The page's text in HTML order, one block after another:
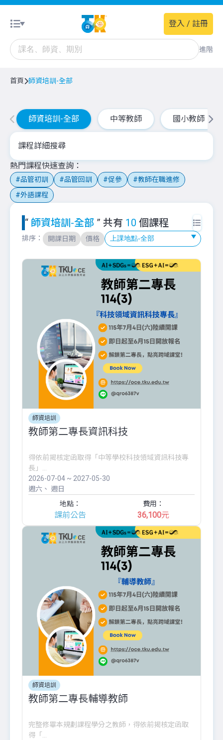
進階
登入 / 註冊
首頁 師資培訓-全部
師資培訓-全部 中等教師 國小教師
課程詳細搜尋
熱門課程快速查詢
品管初訓 品管回訓 促參
教師在職進修
外語課程
“ 師資培訓-全部 ” 共有 10 個課程
排序： 開課日期 價格
師資培訓
教師第二專長資訊科技
得依前揭核定函取得「中等學校科技領域資訊科技專
長」...
2026-07-04 ~ 2027-05-30
週六
週日
地點：
課前公告
費用：
36,100元
師資培訓
教師第二專長輔導教師
完整修畢本規劃課程學分之教師，得依前揭核定函取
得「...